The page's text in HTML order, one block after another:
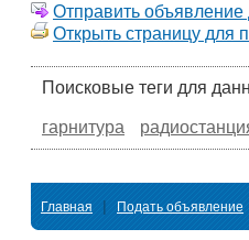
Отправить объявление
Открыть страницу для
Поисковые теги для
гарнитура
Главная | Подать объявление